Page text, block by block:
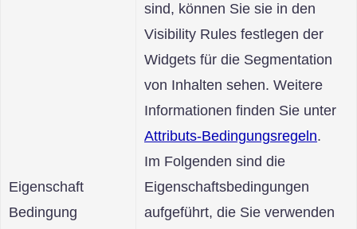
Eigenschaft
Bedingung
sind, können Sie sie in den
Visibility Rules festlegen der
Widgets für die Segmentation
von Inhalten sehen. Weitere
Informationen finden Sie unter
Attributs-Bedingungsregeln.
Im Folgenden sind die
Eigenschaftsbedingungen
aufgeführt, die Sie verwenden